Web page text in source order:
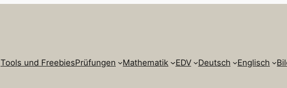
Tools und FreebiesPrüfungen Mathematik EDV Deutsch Englisch